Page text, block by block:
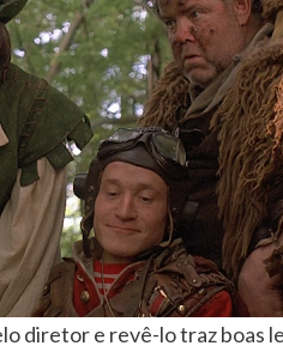
diretor e revê-lo traz boas